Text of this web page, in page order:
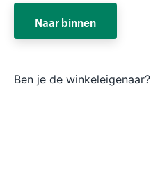
Naar binnen
Ben je de winkeleigenaar?